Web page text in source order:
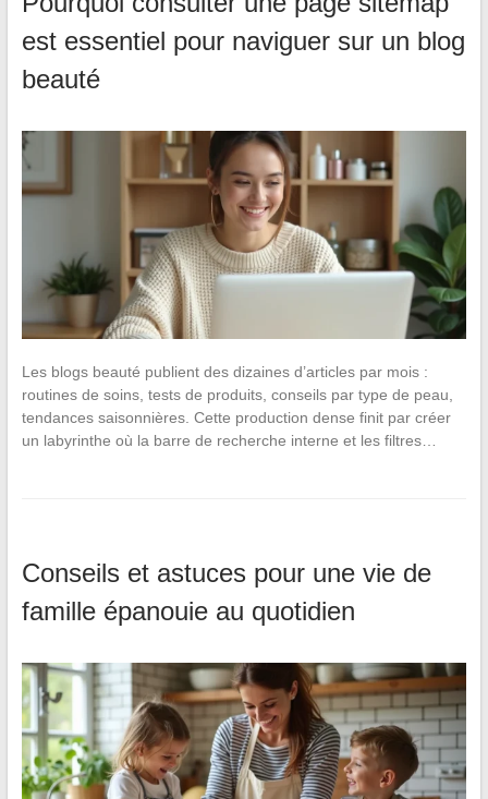
est essentiel pour naviguer sur un blog
beauté
Les blogs beauté publient des dizaines d’articles par mois :
routines de soins, tests de produits, conseils par type de peau,
tendances saisonnières. Cette production dense finit par créer
un labyrinthe où la barre de recherche interne et les filtres…
Conseils et astuces pour une vie de
famille épanouie au quotidien